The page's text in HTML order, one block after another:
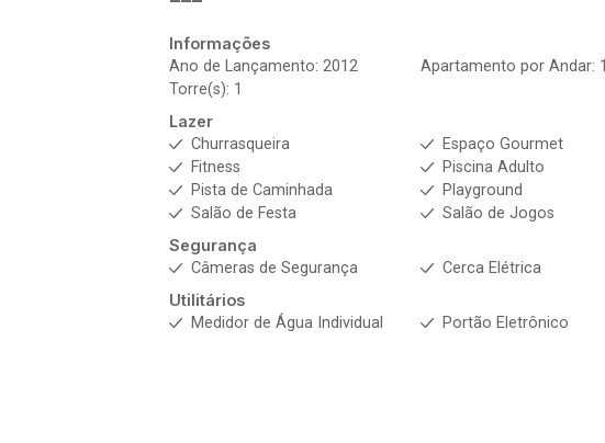
Informações
Ano de Lançamento: 2012
Apartamento por Andar: 1
Torre(s): 1
Lazer
Churrasqueira
Espaço Gourmet
Fitness
Piscina Adulto
Pista de Caminhada
Playground
Salão de Festa
Salão de Jogos
Segurança
Câmeras de Segurança
Cerca Elétrica
Utilitários
Medidor de Água Individual
Portão Eletrônico